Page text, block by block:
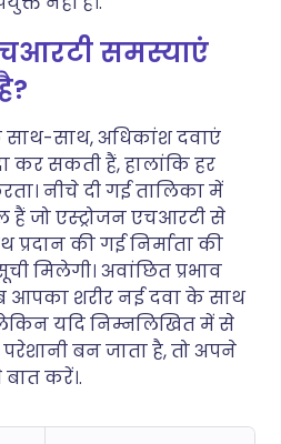
समस्याएं
साथ-साथ, अधिकांश दवाएं
कर सकती हैं, हालांकि हर
नीचे दी गई तालिका में
हैं जो एस्ट्रोजन एचआरटी से
की गई निर्माता की
मिलेगी। अवांछित प्रभाव
आपका शरीर नई दवा के साथ
यदि निम्नलिखित में से
परेशानी बन जाता है, तो अपने
बात करें।.